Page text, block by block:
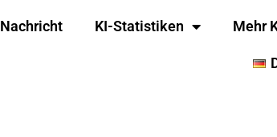
Nachricht KI-Statistiken Mehr